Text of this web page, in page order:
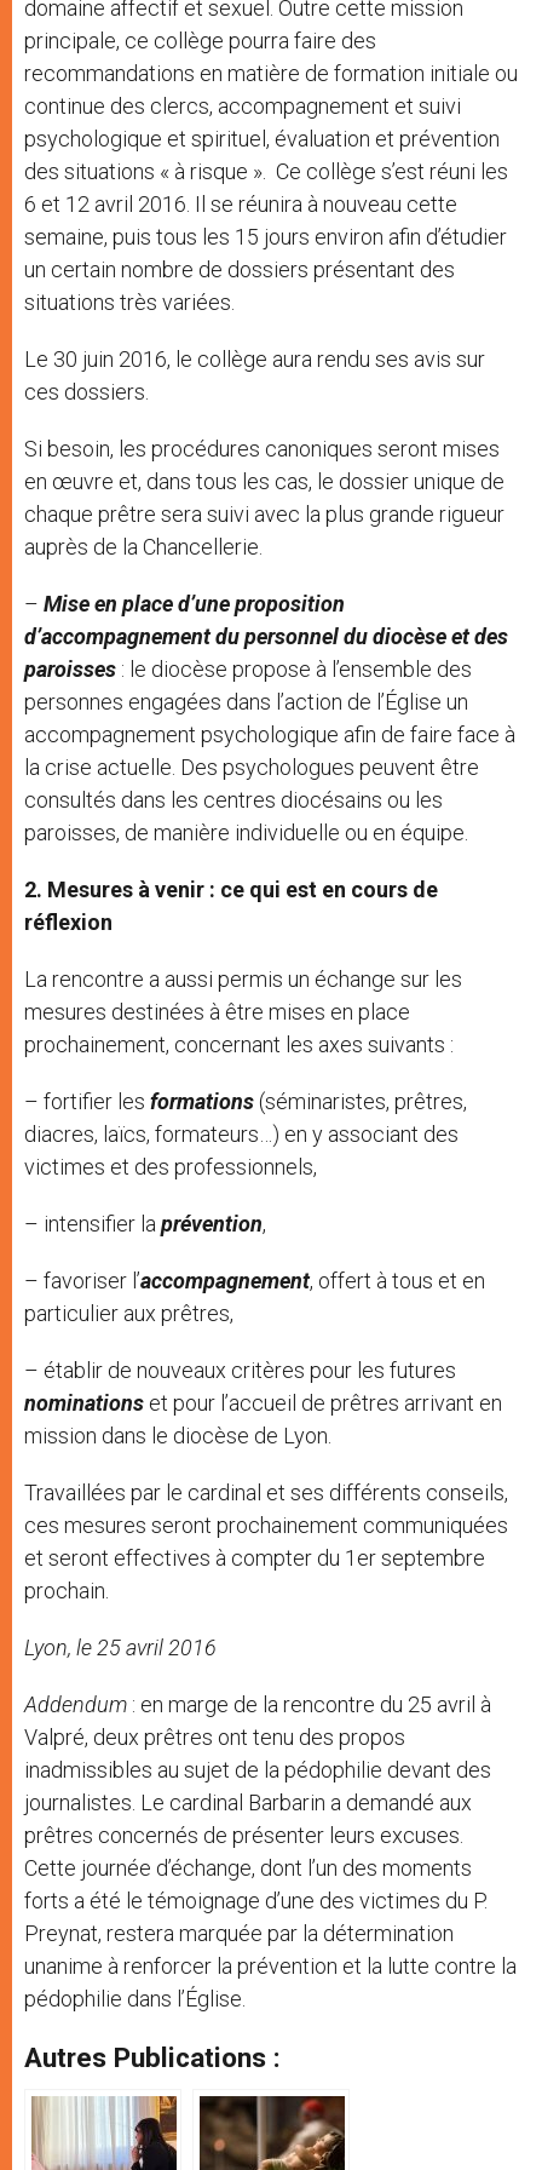
domaine affectif et sexuel. Outre cette mission
principale, ce collège pourra faire des
recommandations en matière de formation initiale ou
continue des clercs, accompagnement et suivi
psychologique et spirituel, évaluation et prévention
des situations « à risque ». Ce collège s’est réuni les
6 et 12 avril 2016. Il se réunira à nouveau cette
semaine, puis tous les 15 jours environ afin d’étudier
un certain nombre de dossiers présentant des
situations très variées.
Le 30 juin 2016, le collège aura rendu ses avis sur
ces dossiers.
Si besoin, les procédures canoniques seront mises
en œuvre et, dans tous les cas, le dossier unique de
chaque prêtre sera suivi avec la plus grande rigueur
auprès de la Chancellerie.
– Mise en place d’une proposition
d’accompagnement du personnel du diocèse et des
paroisses : le diocèse propose à l’ensemble des
personnes engagées dans l’action de l’Église un
accompagnement psychologique afin de faire face à
la crise actuelle. Des psychologues peuvent être
consultés dans les centres diocésains ou les
paroisses, de manière individuelle ou en équipe.
2. Mesures à venir : ce qui est en cours de
réflexion
La rencontre a aussi permis un échange sur les
mesures destinées à être mises en place
prochainement, concernant les axes suivants :
– fortifier les formations (séminaristes, prêtres,
diacres, laïcs, formateurs…) en y associant des
victimes et des professionnels,
– intensifier la prévention,
– favoriser l’accompagnement, offert à tous et en
particulier aux prêtres,
– établir de nouveaux critères pour les futures
nominations et pour l’accueil de prêtres arrivant en
mission dans le diocèse de Lyon.
Travaillées par le cardinal et ses différents conseils,
ces mesures seront prochainement communiquées
et seront effectives à compter du 1er septembre
prochain.
Lyon, le 25 avril 2016
Addendum : en marge de la rencontre du 25 avril à
Valpré, deux prêtres ont tenu des propos
inadmissibles au sujet de la pédophilie devant des
journalistes. Le cardinal Barbarin a demandé aux
prêtres concernés de présenter leurs excuses.
Cette journée d’échange, dont l’un des moments
forts a été le témoignage d’une des victimes du P.
Preynat, restera marquée par la détermination
unanime à renforcer la prévention et la lutte contre la
pédophilie dans l’Église.
Autres Publications :